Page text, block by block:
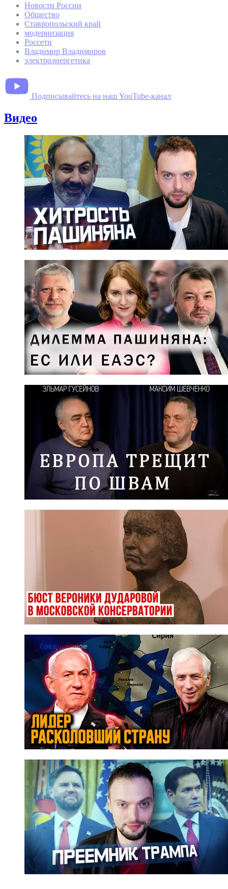
Новости России
Общество
Ставропольский край
модернизация
Россети
Владимир Владимиров
электроэнергетика
Подписывайтесь на наш YouTube-канал
Видео